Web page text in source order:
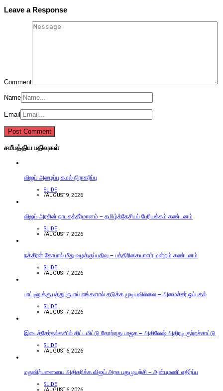
Leave a Response
Comment
Name
Email
சமீபத்திய பதிவுகள்
விஜய் அழைப்பு கமல் நிராகரிப்பு
SLIDE
/AUGUST 9, 2026
விஜய் அரசின் நாடகத்தீர்மானம் – தமிழ்த்தேசியப் பேரியக்கம் கண்டனம்
SLIDE
/AUGUST 7, 2026
நக்கீரன் கோபால் மீது வழக்குப்பதிவு – பத்திரிகையாளர் மன்றம் கண்டனம்
SLIDE
/AUGUST 7, 2026
பாட்டிலுக்கு பத்து ரூபாய் எங்களால் தடுக்க முடியவில்லை – அமைச்சர் ஒப்புதல்
SLIDE
/AUGUST 7, 2026
இடைத்தேர்தல்களில் திட்டமிட்டு தோற்றது பாஜக – அகிலேஷ் அதிரடி குற்றச்சாட்டு
SLIDE
/AUGUST 6, 2026
மதுவிற்பனையை அதிகரிக்க விஜய் அரசு புதுமுயற்சி – அன்புமணி எதிர்ப்பு
SLIDE